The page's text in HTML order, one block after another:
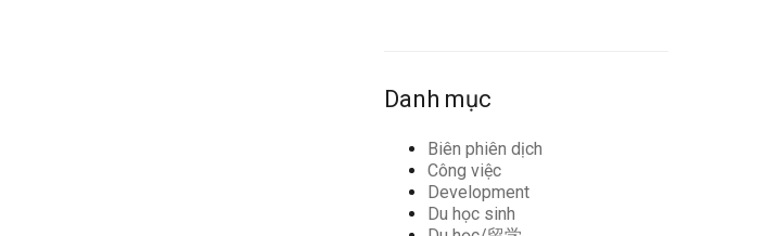
Danh mục
Biên phiên dịch
Công việc
Development
Du học sinh